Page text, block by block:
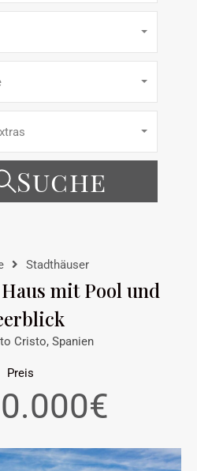
Suche
Stadthäuser
mit Pool und
Cristo, Spanien
Preis